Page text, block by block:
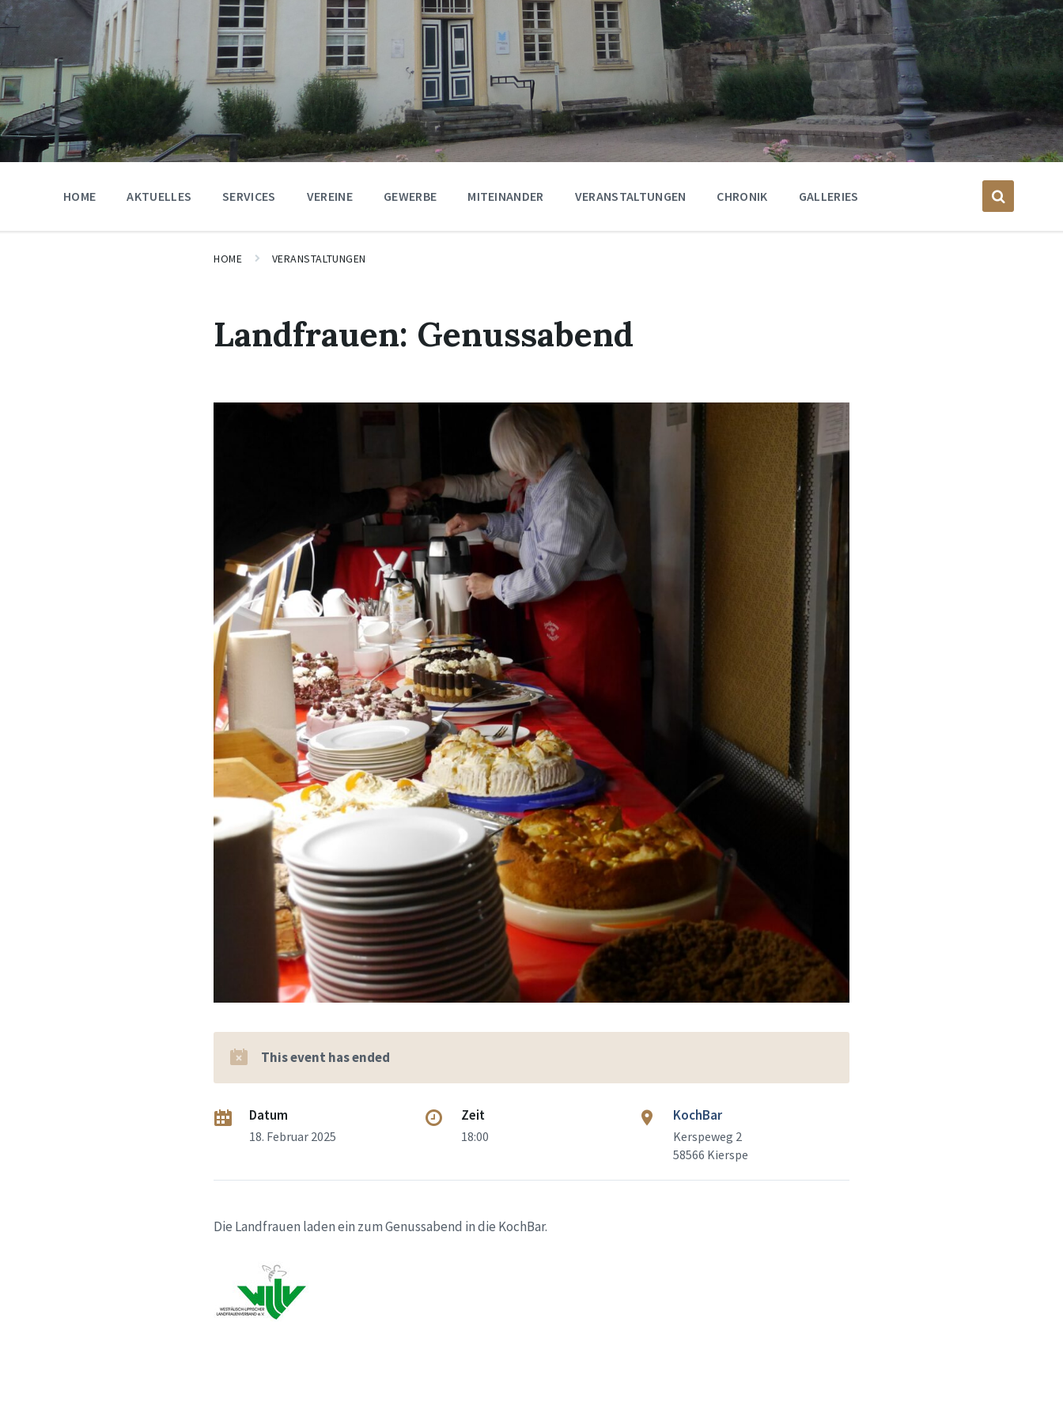
HOME AKTUELLES SERVICES VEREINE GEWERBE MITEINANDER VERANSTALTUNGEN CHRONIK GALLERIES
HOME VERANSTALTUNGEN
Landfrauen: Genussabend
This event has ended
Datum
18. Februar 2025
Zeit
18:00
KochBar
Kerspeweg 2
58566 Kierspe
Die Landfrauen laden ein zum Genussabend in die KochBar.